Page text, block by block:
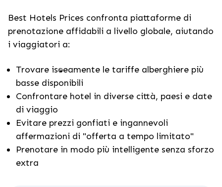
Best Hotels Prices confronta piattaforme di
prenotazione affidabili a livello globale, aiutando
i viaggiatori a:
Trovare istantaneamente le tariffe alberghiere più
basse disponibili
Confrontare hotel in diverse città, paesi e date
di viaggio
Evitare prezzi gonfiati e ingannevoli
affermazioni di "offerta a tempo limitato"
Prenotare in modo più intelligente senza sforzo
extra